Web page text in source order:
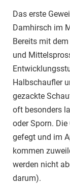
Das erste
Damhirsch im
Bereits mit
und
Halbschaufler
gezackte
oft besonders
oder Sporn.
gefegt und im
kommen
werden nicht
darum).